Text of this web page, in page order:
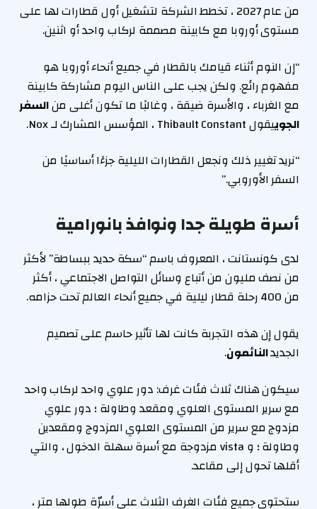
من عام 2027 ، تخطط الشركة لتشغيل أول قطارات لها على
مستوى أوروبا مع كابينة مصممة لركاب واحد أو اثنين.
“إن النوم أثناء قيامك بالقطار في جميع أنحاء أوروبا هو
مفهوم رائع. ولكن يجب على الناس اليوم مشاركة كابينة
مع الغرباء ، والأسرة ضيقة ، وغالبًا ما تكون أغلى منالسفر
الجوييقول Thibault Constant ، المؤسس المشارك لـ Nox.
“نريد تغيير ذلك ونجعل القطارات الليلية جزءًا أساسيًا من
السفر الأوروبي.”
أسرة طويلة جدا ونوافذ بانورامية
لدى كونستانت ، المعروف باسم “سكة حديد ببساطة” لأكثر
من نصف مليون من أتباع وسائل التواصل الاجتماعي ، أكثر
من 400 رحلة قطار ليلية في جميع أنحاء العالم تحت حزامه.
يقول إن هذه التجربة كانت لها تأثير حاسم على تصميم
الجديدالنائمون.
سيكون هناك ثلاث فئات غرف: دور علوي واحد لركاب واحد
مع سرير المستوى العلوي ومقعد وطاولة ؛ دور علوي
مزدوج مع سرير من المستوى العلوي المزدوج ومقعدين
وطاولة ؛ و vista مزدوجة مع أسرة سهلة الدخول ، والتي
أقلها تحول إلى مقاعد.
ستحتوي جميع فئات الغرف الثلاث على أسرّة طولها متر ،